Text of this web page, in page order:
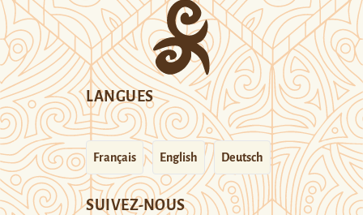
LANGUES
Français English Deutsch
SUIVEZ-NOUS